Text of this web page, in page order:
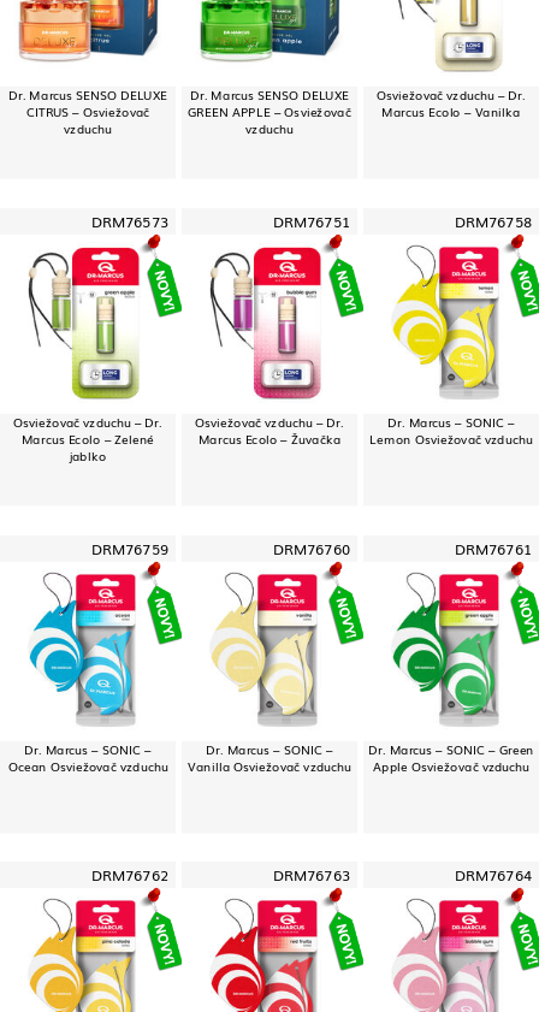
Dr. Marcus SENSO DELUXE
CITRUS – Osviežovač
vzduchu
Dr. Marcus SENSO DELUXE
GREEN APPLE – Osviežovač
vzduchu
Osviežovač vzduchu – Dr.
Marcus Ecolo – Vanilka
DRM76573
Osviežovač vzduchu – Dr.
Marcus Ecolo – Zelené
jablko
DRM76751
Osviežovač vzduchu – Dr.
Marcus Ecolo – Žuvačka
DRM76758
Dr. Marcus – SONIC –
Lemon Osviežovač vzduchu
DRM76759
Dr. Marcus – SONIC –
Ocean Osviežovač vzduchu
DRM76760
Dr. Marcus – SONIC –
Vanilla Osviežovač vzduchu
DRM76761
Dr. Marcus – SONIC – Green
Apple Osviežovač vzduchu
DRM76762 DRM76763 DRM76764